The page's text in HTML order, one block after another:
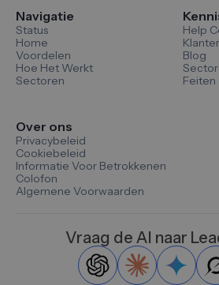
Navigatie
Status
Home
Voordelen
Hoe Het Werkt
Sectoren
Help
Blog
Feiten
Over ons
Privacybeleid
Cookiebeleid
Informatie Voor Betrokkenen
Colofon
Algemene Voorwaarden
Vraag de AI naar